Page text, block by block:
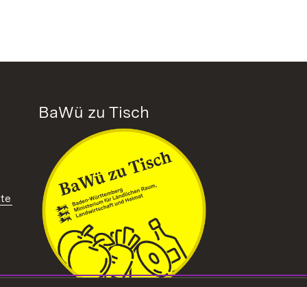
in neuem Fenster)
BaWü zu Tisch